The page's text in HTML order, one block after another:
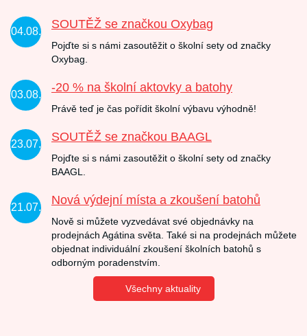
04.08.
SOUTĚŽ se značkou Oxybag
Pojďte si s námi zasoutěžit o školní sety od značky
Oxybag.
03.08.
-20 % na školní aktovky a batohy
Právě teď je čas pořídit školní výbavu výhodně!
23.07.
SOUTĚŽ se značkou BAAGL
Pojďte si s námi zasoutěžit o školní sety od značky
BAAGL.
21.07.
Nová výdejní místa a zkoušení batohů
Nově si můžete vyzvedávat své objednávky na
prodejnách Agátina světa. Také si na prodejnách můžete
objednat individuální zkoušení školních batohů s
odborným poradenstvím.
Všechny aktuality